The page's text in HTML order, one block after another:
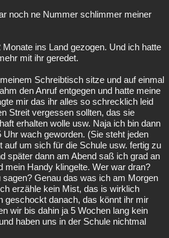
noch ne Nummer schlimmer meiner
ins Land gezogen. Und ich hatte
mit ihr geredet.
Schreibtisch sitze und auf einmal
den Anruf entgegen und hatte meine
mir das ihr alles so schrecklich leid
Streit vergessen sollten, das sie
erhalten wolle usw. Naja ich bin dann
wach geworden. (Sie steht jeden
auf um sich für die Schule usw. fertig zu
später dann am Abend saß ich grad an
mein Handy klingelte. Wer war dran?
Genau das was ich am Morgen
erzähle kein Mist, das is wirklich
geschockt danach, das könnt ihr mir
wir bis dahin ja 5 Wochen lang kein
haben uns in der Schule nichtmal